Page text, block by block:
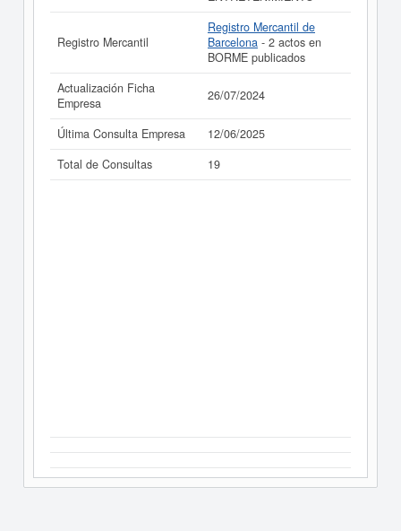
Registro Mercantil
Registro Mercantil de
Barcelona - 2 actos en
BORME publicados
Actualización Ficha
Empresa
26/07/2024
Última Consulta Empresa
12/06/2025
Total de Consultas
19